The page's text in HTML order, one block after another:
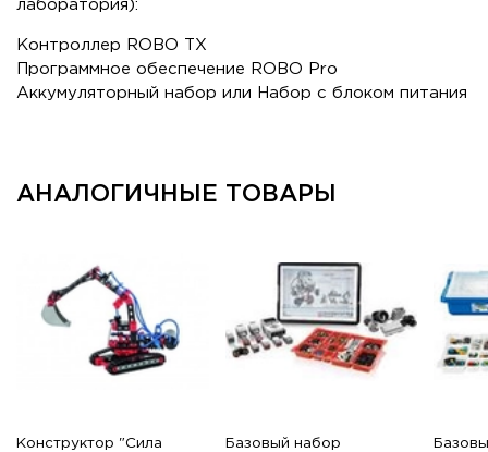
лаборатория):
Контроллер ROBO TX
Программное обеспечение ROBO Pro
Аккумуляторный набор или Набор с блоком питания
АНАЛОГИЧНЫЕ ТОВАРЫ
Конструктор "Сила
Базовый набор